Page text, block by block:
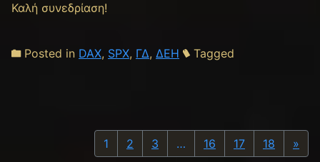
Καλή συνεδρίαση!
Posted in DAX, SPX, ΓΔ, ΔΕΗ Tagged
1 2 3 … 16 17 18 »